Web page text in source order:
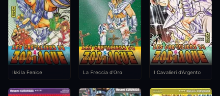
Volume 04
Ikki la Fenice
Volume 05
La Freccia d'Oro
Volume 06
I Cavalieri d'Argento